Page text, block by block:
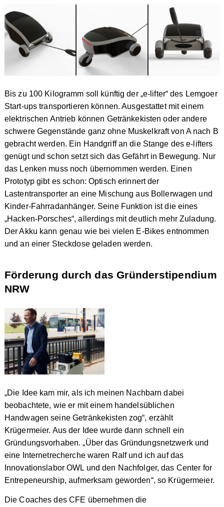
Bis zu 100 Kilogramm soll künftig der „e-lifter“ des Lemgoer
Start-ups transportieren können. Ausgestattet mit einem
elektrischen Antrieb können Getränkekisten oder andere
schwere Gegenstände ganz ohne Muskelkraft von A nach B
gebracht werden. Ein Handgriff an die Stange des e-lifters
genügt und schon setzt sich das Gefährt in Bewegung. Nur
das Lenken muss noch übernommen werden. Einen
Prototyp gibt es schon: Optisch erinnert der
Lastentransporter an eine Mischung aus Bollerwagen und
Kinder-Fahrradanhänger. Seine Funktion ist die eines
„Hacken-Porsches“, allerdings mit deutlich mehr Zuladung.
Der Akku kann genau wie bei vielen E-Bikes entnommen
und an einer Steckdose geladen werden.
Förderung durch das Gründerstipendium
NRW
„Die Idee kam mir, als ich meinen Nachbarn dabei
beobachtete, wie er mit einem handelsüblichen
Handwagen seine Getränkekisten zog“, erzählt
Krügermeier. Aus der Idee wurde dann schnell ein
Gründungsvorhaben. „Über das Gründungsnetzwerk und
eine Internetrecherche waren Ralf und ich auf das
Innovationslabor OWL und den Nachfolger, das Center for
Entrepeneurship, aufmerksam geworden“, so Krügermeier.
Die Coaches des CFE übernehmen die